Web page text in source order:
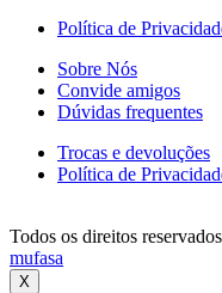
Política de
Sobre Nós
Convide amigos
Dúvidas frequentes
Trocas e devoluções
Política de
Todos os direitos
mufasa
X